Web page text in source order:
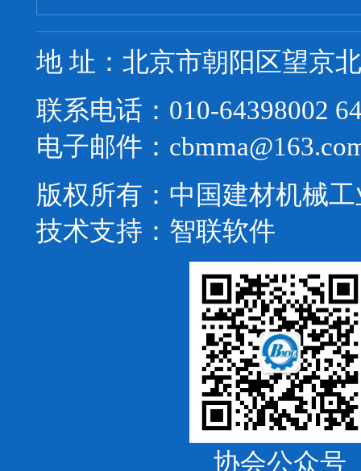
地 址：北京市朝阳区望京
联系电话：010-64398002
电子邮件：
版权所有：中国建材机械
技术支持： 智联软件
协会公众号